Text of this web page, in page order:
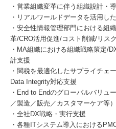
・営業組織変革に伴う組織設計・
・リアルワールドデータを活用し
・安全性情報管理部門における組
革/CRO活用促進/コスト削減/リス
・MA組織における組織戦略策定/
計支援
・関税を最適化したサプライチェ
Data Integrity対応支援
・End to Endのグローバルバリュ
／製造／販売／カスタマーケア等）
・全社DX戦略・実行支援
・各種ITシステム導入における